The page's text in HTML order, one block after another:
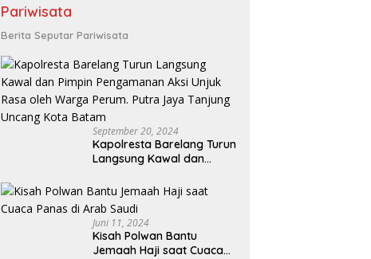
Pariwisata
Berita Seputar Pariwisata
September 20, 2024
Kapolresta Barelang Turun
Langsung Kawal dan
Unjuk Rasa oleh Warga
Perum. Putra Jaya
Tanjung Uncang Kota
Batam
Juni 11, 2024
Kisah Polwan Bantu
Jemaah Haji saat Cuaca